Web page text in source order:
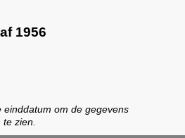
1956
om de gegevens
zien.